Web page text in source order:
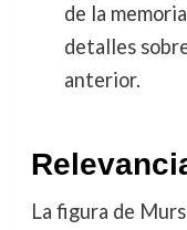
de la
detalles
anterior.
La figura de